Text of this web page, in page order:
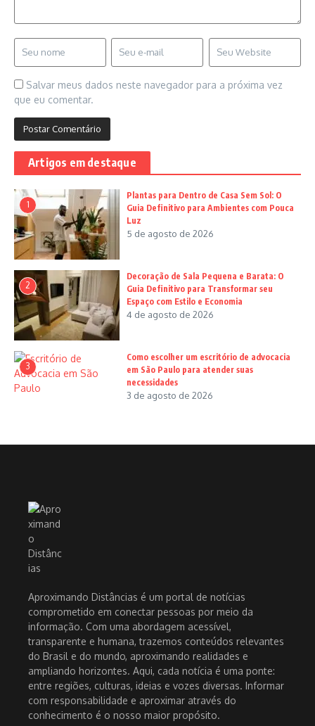
Salvar meus dados neste navegador para a próxima vez
que eu comentar.
Artigos em destaque
1
Plantas para Dentro de Casa Sem Sol: O
Guia Definitivo para Ambientes com Pouca
Luz
5 de agosto de 2026
2
Decoração de Sala Pequena e Barata: O
Guia Definitivo para Transformar seu
Espaço com Estilo e Economia
4 de agosto de 2026
3
Como escolher um escritório de advocacia
em São Paulo para atender suas
necessidades
3 de agosto de 2026
Aproximando Distâncias é um portal de notícias
comprometido em conectar pessoas por meio da
informação. Com uma abordagem acessível,
transparente e humana, trazemos conteúdos relevantes
do Brasil e do mundo, aproximando realidades e
ampliando horizontes. Aqui, cada notícia é uma ponte:
entre regiões, culturas, ideias e vozes diversas. Informar
com responsabilidade e aproximar através do
conhecimento é o nosso maior propósito.